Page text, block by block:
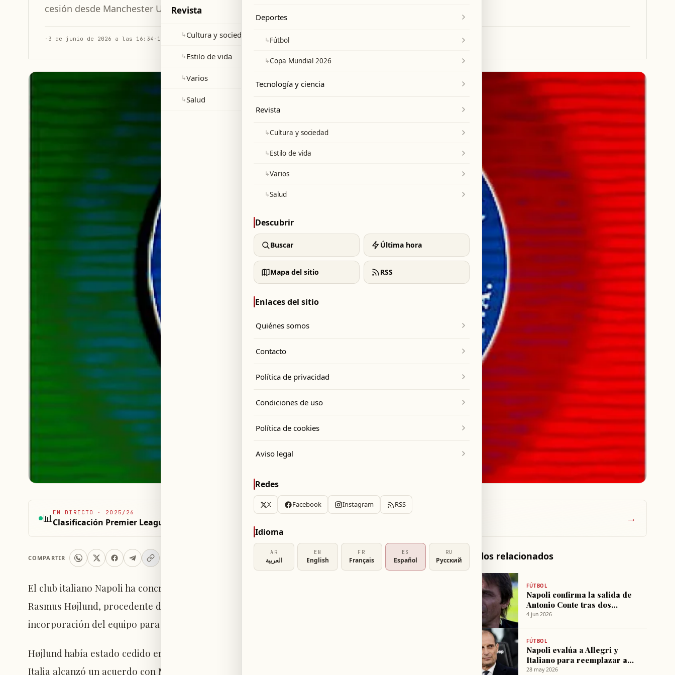
cesión desde Manchester United.
· 3 de junio de 2026 a las 16:34 · 1 min de lectura
📊EN DIRECTO · 2025/26
Clasificación Premier League 2025/26 →
COMPARTIR
El club italiano Napoli ha concretado la contratación permanente del delantero danés
Rasmus Højlund, procedente del Manchester United, convirtiéndose en la primera
incorporación del equipo para el próximo mercado de fichajes de verano.
Højlund había estado cedido en Napoli durante una temporada, pero el club del sur de
Italia alcanzó un acuerdo con Manchester United para activar la cláusula de compra
Artículos relacionados
FÚTBOL
Napoli confirma la salida de
Antonio Conte tras dos
temporadas
4 jun 2026
FÚTBOL
Napoli evalúa a Allegri y
Italiano para reemplazar a
Conte
28 may 2026
Revista
↳Cultura y sociedad
↳Estilo de vida
↳Varios
↳Salud
Deportes
↳Fútbol
↳Copa Mundial 2026
Tecnología y ciencia
Revista
↳Cultura y sociedad
↳Estilo de vida
↳Varios
↳Salud
Descubrir
Buscar Última hora
Mapa del sitio RSS
Enlaces del sitio
Quiénes somos
Contacto
Política de privacidad
Condiciones de uso
Política de cookies
Aviso legal
Redes
X Facebook Instagram RSS
Idioma
AR
العربية
EN
English
FR
Français
ES
Español
RU
Русский